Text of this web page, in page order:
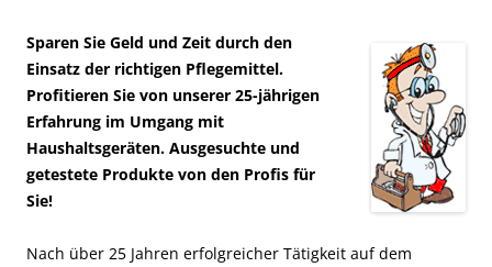
Sparen Sie Geld und Zeit durch den
Einsatz der richtigen Pflegemittel.
Profitieren Sie von unserer 25-jährigen
Erfahrung im Umgang mit
Haushaltsgeräten. Ausgesuchte und
getestete Produkte von den Profis für
Sie!
Nach über 25 Jahren erfolgreicher Tätigkeit auf dem